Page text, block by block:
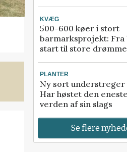
KVÆG
500-600 køer i stort
barmarksprojekt: Fra
start til store drømme
PLANTER
Ny sort understreger
Har høstet den
verden af sin slags
Se flere